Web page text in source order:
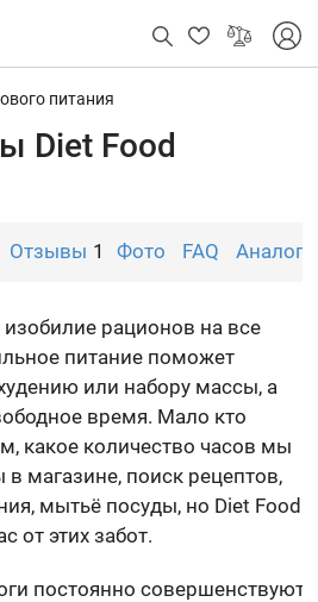
питания
Diet Food
Отзывы 1 Фото FAQ Аналоги
изобилие рационов на все
питание поможет
или набору массы, а
время. Мало кто
какое количество часов мы
магазине, поиск рецептов,
мытьё посуды, но Diet Food
от этих забот.
постоянно совершенствуют